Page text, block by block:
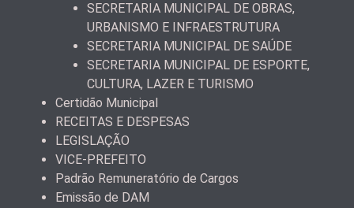
SECRETARIA MUNICIPAL DE OBRAS,
URBANISMO E INFRAESTRUTURA
SECRETARIA MUNICIPAL DE SAÚDE
SECRETARIA MUNICIPAL DE ESPORTE,
CULTURA, LAZER E TURISMO
Certidão Municipal
RECEITAS E DESPESAS
LEGISLAÇÃO
VICE-PREFEITO
Padrão Remuneratório de Cargos
Emissão de DAM